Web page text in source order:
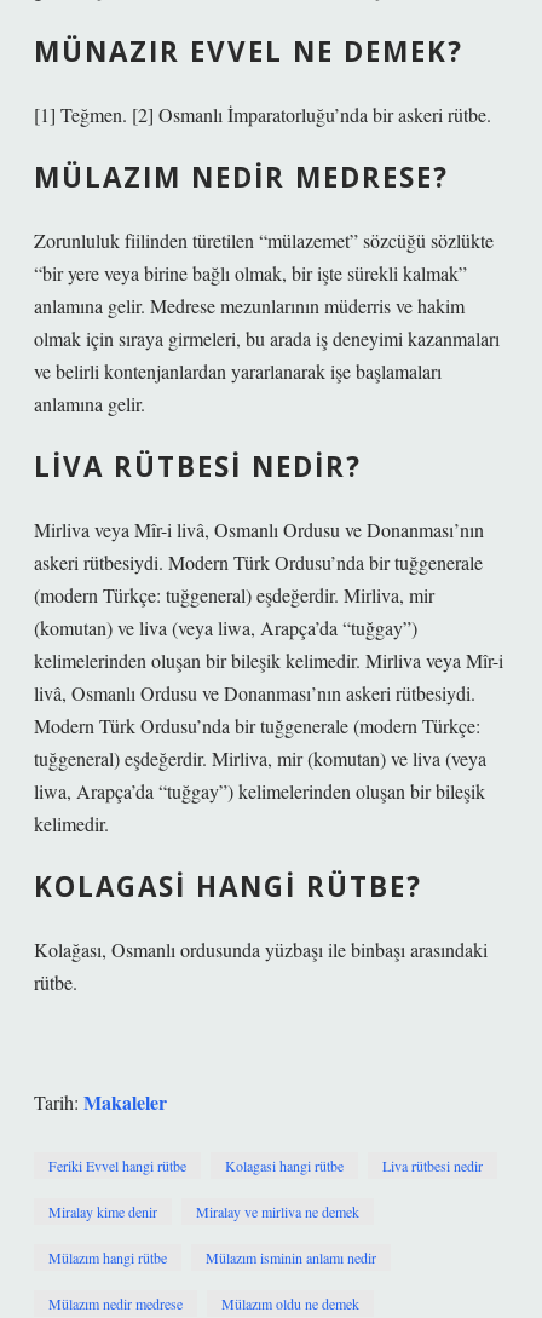
MÜNAZIR EVVEL NE DEMEK?
[1] Teğmen. [2] Osmanlı İmparatorluğu’nda bir askeri rütbe.
MÜLAZIM NEDIR MEDRESE?
Zorunluluk fiilinden türetilen “mülazemet” sözcüğü sözlükte
“bir yere veya birine bağlı olmak, bir işte sürekli kalmak”
anlamına gelir. Medrese mezunlarının müderris ve hakim
olmak için sıraya girmeleri, bu arada iş deneyimi kazanmaları
ve belirli kontenjanlardan yararlanarak işe başlamaları
anlamına gelir.
LIVA RÜTBESI NEDIR?
Mirliva veya Mîr-i livâ, Osmanlı Ordusu ve Donanması’nın
askeri rütbesiydi. Modern Türk Ordusu’nda bir tuğgenerale
(modern Türkçe: tuğgeneral) eşdeğerdir. Mirliva, mir
(komutan) ve liva (veya liwa, Arapça’da “tuğgay”)
kelimelerinden oluşan bir bileşik kelimedir. Mirliva veya Mîr-i
livâ, Osmanlı Ordusu ve Donanması’nın askeri rütbesiydi.
Modern Türk Ordusu’nda bir tuğgenerale (modern Türkçe:
tuğgeneral) eşdeğerdir. Mirliva, mir (komutan) ve liva (veya
liwa, Arapça’da “tuğgay”) kelimelerinden oluşan bir bileşik
kelimedir.
KOLAGASI HANGI RÜTBE?
Kolağası, Osmanlı ordusunda yüzbaşı ile binbaşı arasındaki
rütbe.
Tarih: Makaleler
Feriki Evvel hangi rütbe Kolagasi hangi rütbe Liva rütbesi nedir
Miralay kime denir Miralay ve mirliva ne demek
Mülazım hangi rütbe Mülazım isminin anlamı nedir
Mülazım nedir medrese Mülazım oldu ne demek